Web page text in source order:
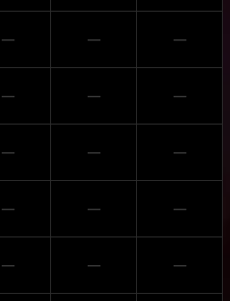
─ ─ ─
─ ─ ─
─ ─ ─
─ ─ ─
─ ─ ─